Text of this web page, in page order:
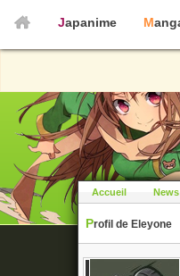
Japanime
Accueil News
Profil de Eleyone